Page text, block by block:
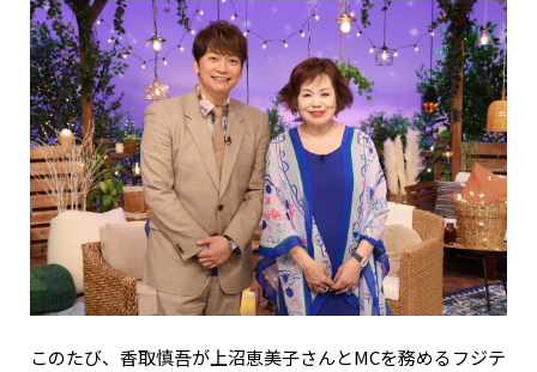
稲垣 吾郎 草彅 剛 香取 慎吾
DISCOGRAPHY
CHIZUSHOP
NAKAMA入会
CHIZULOG
このたび、香取慎吾が上沼恵美子さんとMCを務めるフジテ